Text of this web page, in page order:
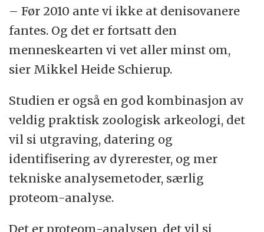
– Før 2010 ante vi ikke at denisovanere
fantes. Og det er fortsatt den
menneskearten vi vet aller minst om,
sier Mikkel Heide Schierup.
Studien er også en god kombinasjon av
veldig praktisk zoologisk arkeologi, det
vil si utgraving, datering og
identifisering av dyrerester, og mer
tekniske analysemetoder, særlig
proteom-analyse.
Det er proteom-analysen, det vil si